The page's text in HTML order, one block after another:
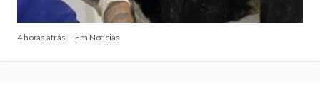
4 horas atrás — Em Notícias